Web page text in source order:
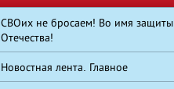
СВОих не бросаем! Во имя защиты
Отечества!
Новостная лента. Главное